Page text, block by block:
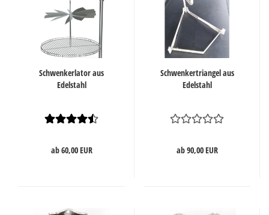
Schwenkerlator aus
Edelstahl
ab 60,00 EUR
Schwenkertriangel aus
Edelstahl
ab 90,00 EUR